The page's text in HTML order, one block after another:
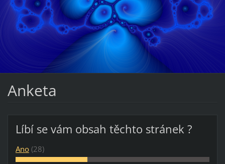
Anketa
Líbí se vám obsah těchto stránek ?
Ano (28)